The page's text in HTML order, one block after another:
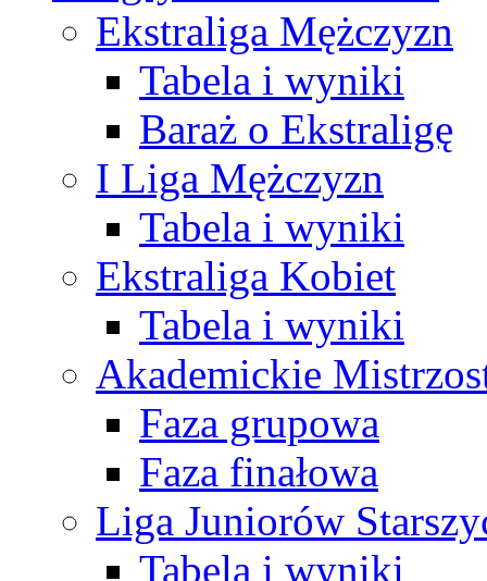
Ekstraliga Mężczyzn
Tabela i wyniki
Baraż o Ekstraligę
I Liga Mężczyzn
Tabela i wyniki
Ekstraliga Kobiet
Tabela i wyniki
Akademickie
Faza grupowa
Faza finałowa
Liga Juniorów
Tabela i wyniki